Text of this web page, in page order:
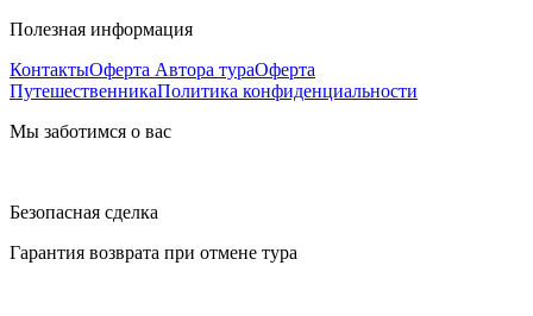
Полезная информация
КонтактыОферта Автора тураОферта
ПутешественникаПолитика конфиденциальности
Мы заботимся о вас
Безопасная сделка
Гарантия возврата при отмене тура